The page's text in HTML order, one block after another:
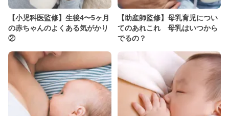
【小児科医監修】生後4〜5ヶ月
の赤ちゃんのよくある気がかり
②
【助産師監修】母乳育児につい
てのあれこれ 母乳はいつから
でるの？